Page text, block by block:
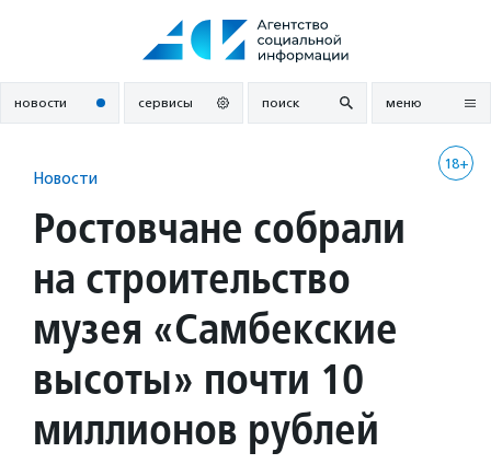
новости сервисы поиск меню
18+
Новости
Ростовчане собрали
на строительство
музея «Самбекские
высоты» почти 10
миллионов рублей